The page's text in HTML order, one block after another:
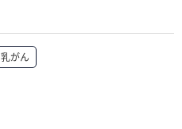
乳がん